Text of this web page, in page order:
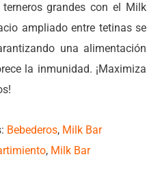
grandes con el Milk
ampliado entre tetinas se
una alimentación
la inmunidad. ¡Maximiza
Bebederos, Milk Bar
, Milk Bar